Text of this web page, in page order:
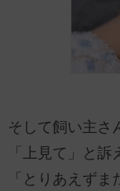
そして飼い主さ
「上見て」と
「とりあえず